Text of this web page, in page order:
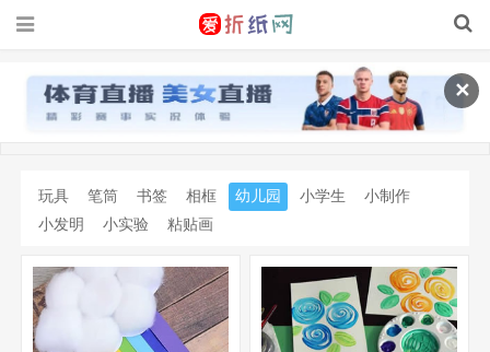
✕
玩具 笔筒 书签 相框 幼儿园 小学生
小制作
小发明
小实验 粘贴画